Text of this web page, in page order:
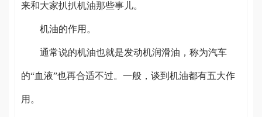
来和大家扒扒机油那些事儿。
机油的作用。
通常说的机油也就是发动机润滑油，称为汽车
的“血液”也再合适不过。一般，谈到机油都有五大作
用。